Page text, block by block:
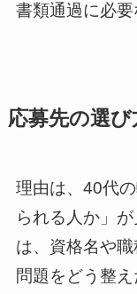
書類通過に必要
応募先の選
理由は、40代
られる人か」
は、資格名や
問題をどう整